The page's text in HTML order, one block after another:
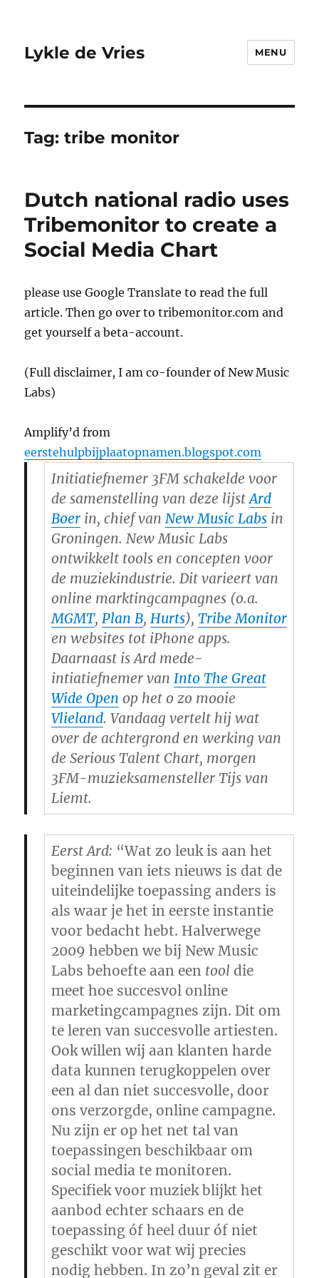
Lykle de Vries MENU
Tag:tribe monitor
Dutch national radio uses
Tribemonitor to create a
Social Media Chart
please use Google Translate to read the full
article. Then go over to tribemonitor.com and
get yourself a beta-account.
(Full disclaimer, I am co-founder of New Music
Labs)
Amplify’d from
eerstehulpbijplaatopnamen.blogspot.com
Initiatiefnemer 3FM schakelde voor
de samenstelling van deze lijstArd
Boerin, chiefvan New Music Labsin
Groningen. New Music Labs
ontwikkelt toolsen concepten voor
de muziekindustrie. Dit varieert van
online marktingcampagnes (o.a.
MGMT, Plan B, Hurts), Tribe Monitor
en websites tot iPhone apps.
Daarnaast is Ard mede-
intiatiefnemer van Into The Great
Wide Open op het o zo mooie
Vlieland. Vandaag vertelt hij wat
over de achtergrond en werking van
de Serious Talent Chart, morgen
3FM-muzieksamensteller Tijs van
Liemt.
Eerst Ard: “Wat zo leuk is aan het
beginnen van iets nieuws is dat de
uiteindelijke toepassing anders is
als waar je het in eerste instantie
voor bedacht hebt. Halverwege
2009 hebben we bij New Music
Labs behoefte aan een tool die
meet hoe succesvol online
marketingcampagnes zijn. Dit om
te leren van succesvolle artiesten.
Ook willen wij aan klanten harde
data kunnen terugkoppelen over
een al dan niet succesvolle, door
ons verzorgde, online campagne.
Nu zijn er op het net tal van
toepassingen beschikbaar om
social media te monitoren.
Specifiek voor muziek blijkt het
aanbod echter schaars en de
toepassing óf heel duur óf niet
geschikt voor wat wij precies
nodig hebben. In zo’n geval zit er